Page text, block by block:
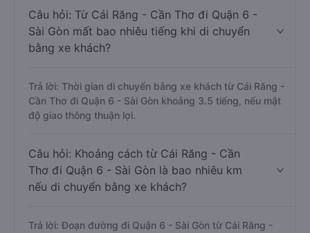
Câu hỏi: Từ Cái Răng - Cần Thơ đi Quận 6 -
Sài Gòn mất bao nhiêu tiếng khi di chuyển
bằng xe khách?
Trả lời: Thời gian di chuyển bằng xe khách từ Cái Răng -
Cần Thơ đi Quận 6 - Sài Gòn khoảng 3.5 tiếng, nếu mật
độ giao thông thuận lợi.
Câu hỏi: Khoảng cách từ Cái Răng - Cần
Thơ đi Quận 6 - Sài Gòn là bao nhiêu km
nếu di chuyển bằng xe khách?
Trả lời: Đoạn đường đi Quận 6 - Sài Gòn từ Cái Răng -